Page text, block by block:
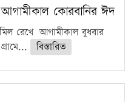
আগামীকাল কোরবানির ঈদ
মিল রেখে আগামীকাল বুধবার
বিস্তারিত